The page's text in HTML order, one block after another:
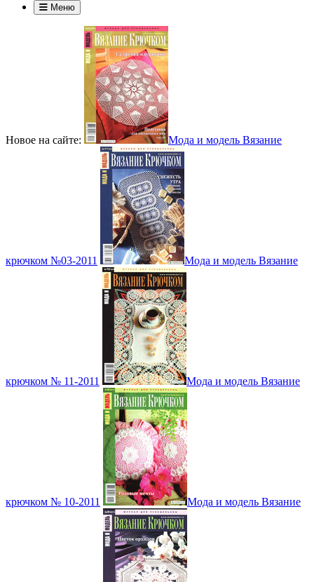
Меню
Новое на сайте: Мода и модель Вязание
крючком №03-2011 Мода и модель Вязание
крючком № 11-2011 Мода и модель Вязание
крючком № 10-2011 Мода и модель Вязание